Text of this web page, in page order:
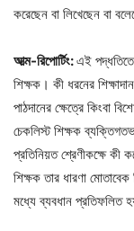
করেছেন বা লিখেছেন বা
আত্ম-রিপোর্টিং:এই
শিক্ষক। কী ধরনের
পাঠদানের ক্ষেত্রে কিংবা
চেকলিস্ট শিক্ষক
প্রতিনিয়ত শ্রেণীকক্ষে
শিক্ষক তার ধারণা
মধ্যে ব্যবধান প্রতিফলিত